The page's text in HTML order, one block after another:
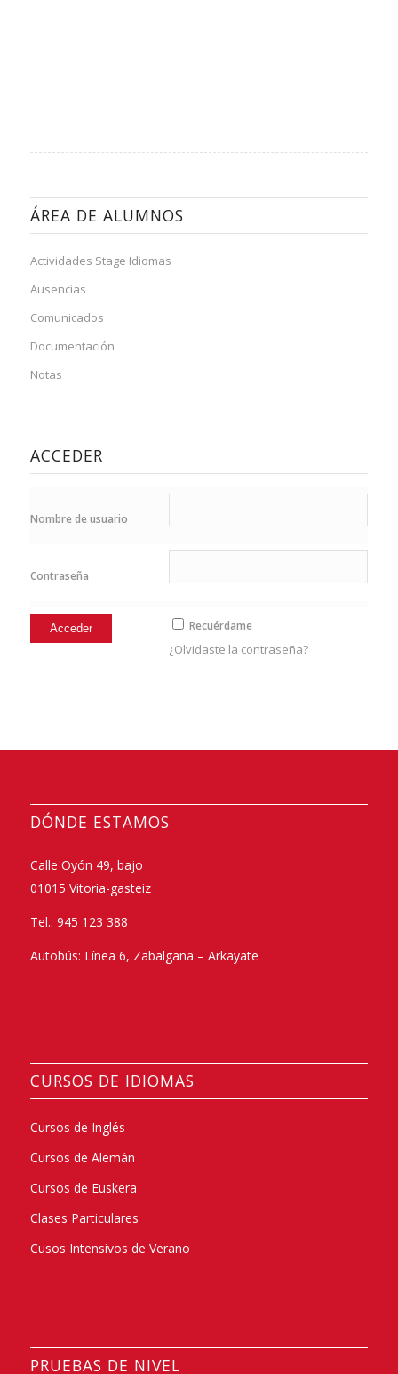
ÁREA DE ALUMNOS
Actividades Stage Idiomas
Ausencias
Comunicados
Documentación
Notas
ACCEDER
Nombre de usuario
Contraseña
Recuérdame
¿Olvidaste la contraseña?
DÓNDE ESTAMOS
Calle Oyón 49, bajo
01015 Vitoria-gasteiz
Tel.: 945 123 388
Autobús: Línea 6, Zabalgana – Arkayate
CURSOS DE IDIOMAS
Cursos de Inglés
Cursos de Alemán
Cursos de Euskera
Clases Particulares
Cusos Intensivos de Verano
PRUEBAS DE NIVEL